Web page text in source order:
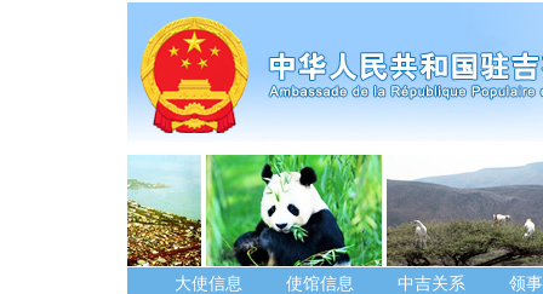
大使信息 使馆信息 中吉关系 领